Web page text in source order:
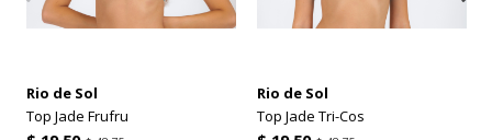
Rio de Sol
Top Jade Frufru
Rio de Sol
Top Jade Tri-Cos